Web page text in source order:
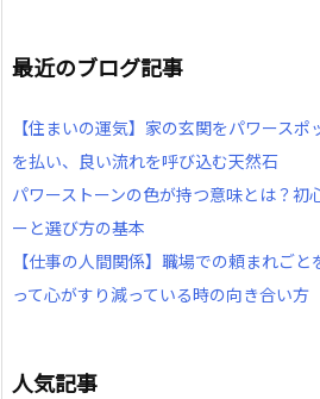
最近のブログ記事
【住まいの運気】家の玄関をパワース
を払い、良い流れを呼び込む天然石
パワーストーンの色が持つ意味とは？初
ーと選び方の基本
【仕事の人間関係】職場での頼まれご
って心がすり減っている時の向き合い方
人気記事